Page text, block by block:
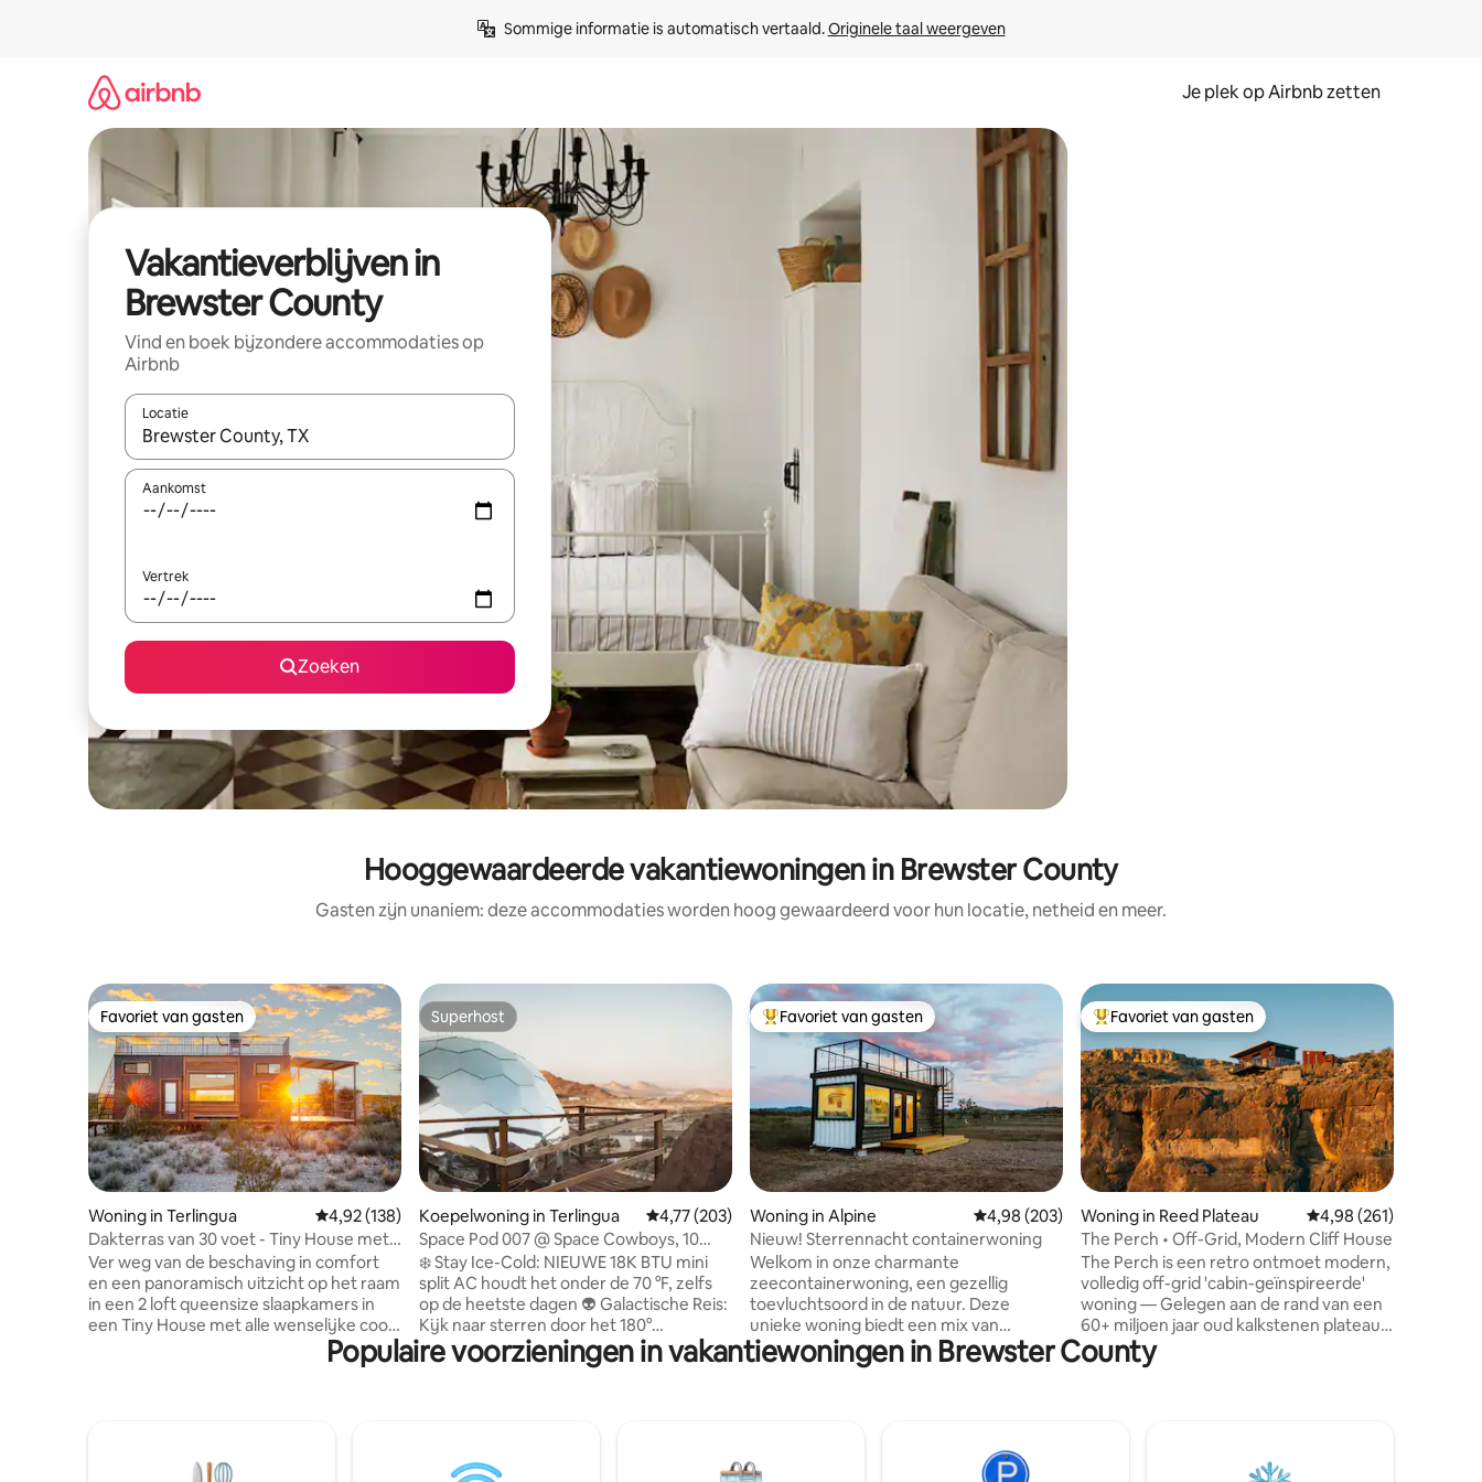
Sommige informatie is automatisch vertaald. Originele taal weergeven
Je plek op Airbnb zetten
Vakantieverblijven in
Brewster County
Vind en boek bijzondere accommodaties op
Airbnb
Locatie
Wanneer er resultaten beschikbaar zijn, maak je een keuze met je de pijltjestoetsen omhoog en omlaag, óf door te tikken of swipen.
Aankomst
Vertrek
Zoeken
Hooggewaardeerde vakantiewoningen in Brewster County
Gasten zijn unaniem: deze accommodaties worden hoog gewaardeerd voor hun locatie, netheid en meer.
Favoriet van gasten
Favoriet van gasten
Woning in Terlingua Gemiddelde beoordeling van 4,92 op 5, 138 recensies
4,92 (138)
Dakterras van 30 voet - Tiny House met
twee slaapkamers op wielen
Ver weg van de beschaving in comfort
en een panoramisch uitzicht op het raam
in een 2 loft queensize slaapkamers in
een Tiny House met alle wenselijke coole
voorzieningen die een klein huis zou
moeten bieden! Dakterras van 30 voet
towells, koffie en thee, ENORME ramen
Superhost
Superhost
Koepelwoning in Terlingua Gemiddelde beoordeling van 4,77 op 5, 203 recensies
4,77 (203)
Space Pod 007 @ Space Cowboys, 10
minuten naar Big Bend
❄️ Stay Ice-Cold: NIEUWE 18K BTU mini
split AC houdt het onder de 70 °F, zelfs
op de heetste dagen 👽 Galactische Reis:
Kijk naar sterren door het 180°
panoramische raam of vanuit je luxe
queensize bed, terwijl de lichten,
bovenop een schilderachtige
Topfavoriet van gasten
Favoriet van gasten
Woning in Alpine Gemiddelde beoordeling van 4,98 op 5, 203 recensies
4,98 (203)
Nieuw! Sterrennacht containerwoning
Welkom in onze charmante
zeecontainerwoning, een gezellig
toevluchtsoord in de natuur. Deze
unieke woning biedt een mix van
modern comfort en charme, perfect
voor diegenen die op zoek zijn naar een
reizigers gemakkelijke toegang tot
zowel het park als de stad. Je zult zeker
Topfavoriet van gasten
Favoriet van gasten
Woning in Reed Plateau Gemiddelde
4,98 (261)
The Perch • Off-Grid, Modern Cliff House
The Perch is een retro ontmoet modern,
volledig off-grid 'cabin-geïnspireerde'
woning — Gelegen aan de rand van een
60+ miljoen jaar oud kalkstenen plateau,
heb je een uniek uitzicht op de
historische Terlingua Ghost Town en in
accommodatie voor koppels, een klein
Populaire voorzieningen in vakantiewoningen in Brewster County